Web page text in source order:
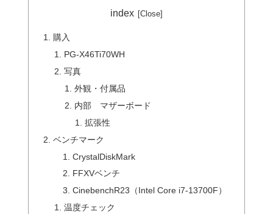
index
購入
PG-X46Ti70WH
写真
外観・付属品
内部 マザーボード
拡張性
ベンチマーク
CrystalDiskMark
FFXVベンチ
CinebenchR23（Intel Core i7-13700F）
温度チェック